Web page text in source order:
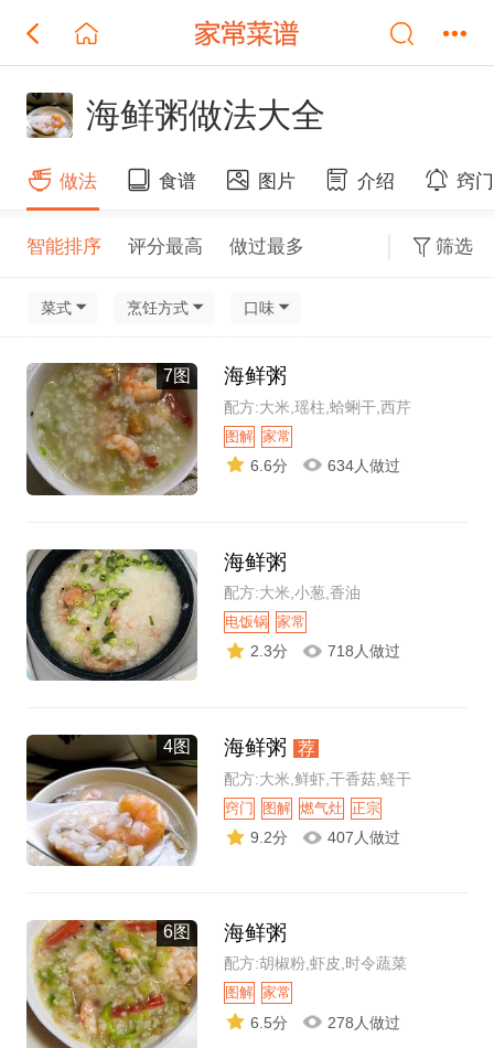
海鲜粥做法大全
做法 食谱 图片 介绍 窍门
智能排序 评分最高 做过最多 筛选
菜式 烹饪方式 口味
7图 海鲜粥
配方:大米,瑶柱,蛤蜊干,西芹
图解 家常
6.6分 634人做过
海鲜粥
配方:大米,小葱,香油
电饭锅 家常
2.3分 718人做过
4图 海鲜粥 荐
配方:大米,鲜虾,干香菇,蛏干
窍门 图解 燃气灶 正宗
9.2分 407人做过
6图 海鲜粥
配方:胡椒粉,虾皮,时令蔬菜
图解 家常
6.5分 278人做过